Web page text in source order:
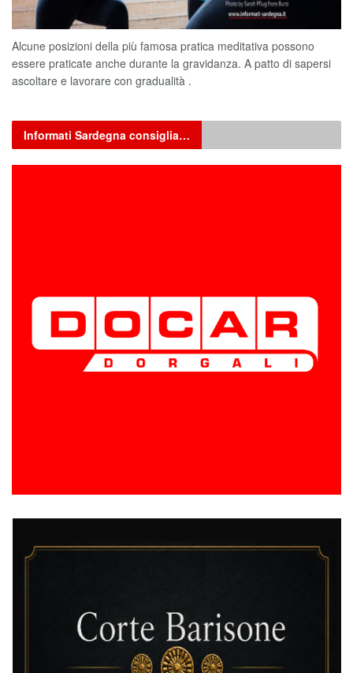
Alcune posizioni della più famosa pratica meditativa possono
essere praticate anche durante la gravidanza. A patto di sapersi
ascoltare e lavorare con gradualità .
Informati Sardegna consiglia…